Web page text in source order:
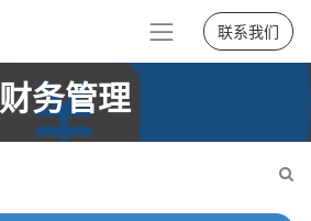
联系我们
财务管理